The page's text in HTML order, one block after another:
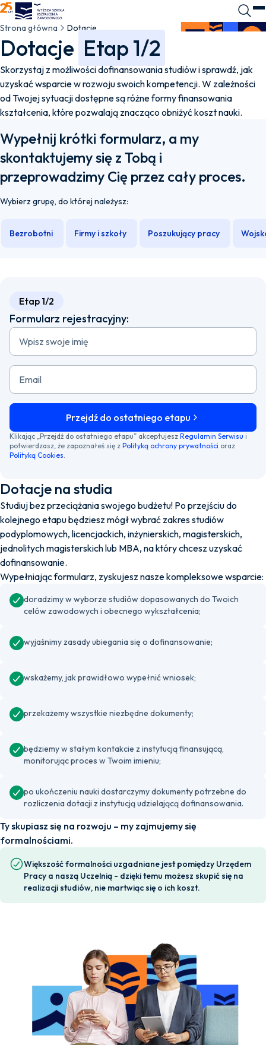
WSKZ - strona główna
Strona główna Dotacje
Dotacje Etap 1/2
Skorzystaj z możliwości dofinansowania studiów i sprawdź, jak
uzyskać wsparcie w rozwoju swoich kompetencji. W zależności
od Twojej sytuacji dostępne są różne formy finansowania
kształcenia, które pozwalają znacząco obniżyć koszt nauki.
Wypełnij krótki formularz, a my
skontaktujemy się z Tobą i
przeprowadzimy Cię przez cały proces.
Wybierz grupę, do której należysz:
Bezrobotni Firmy i szkoły Poszukujący pracy
Etap 1/2
Formularz rejestracyjny:
Wpisz swoje imię
Email
Przejdź do ostatniego etapu
Klikając „Przejdź do ostatniego etapu” akceptujesz Regulamin Serwisu i
potwierdzasz, że zapoznałeś się z Polityką ochrony prywatności oraz
Polityką Cookies.
Dotacje na studia
Studiuj bez przeciążania swojego budżetu! Po przejściu do
kolejnego etapu będziesz mógł wybrać zakres studiów
podyplomowych, licencjackich, inżynierskich, magisterskich,
jednolitych magisterskich lub MBA, na który chcesz uzyskać
dofinansowanie.
Wypełniając formularz, zyskujesz nasze kompleksowe wsparcie:
doradzimy w wyborze studiów dopasowanych do Twoich
celów zawodowych i obecnego wykształcenia;
wyjaśnimy zasady ubiegania się o dofinansowanie;
wskażemy, jak prawidłowo wypełnić wniosek;
przekażemy wszystkie niezbędne dokumenty;
będziemy w stałym kontakcie z instytucją finansującą,
monitorując proces w Twoim imieniu;
po ukończeniu nauki dostarczymy dokumenty potrzebne do
rozliczenia dotacji z instytucją udzielającą dofinansowania.
Ty skupiasz się na rozwoju – my zajmujemy się
formalnościami.
Większość formalności uzgadniane jest pomiędzy Urzędem
Pracy a naszą Uczelnią - dzięki temu możesz skupić się na
realizacji studiów, nie martwiąc się o ich koszt.